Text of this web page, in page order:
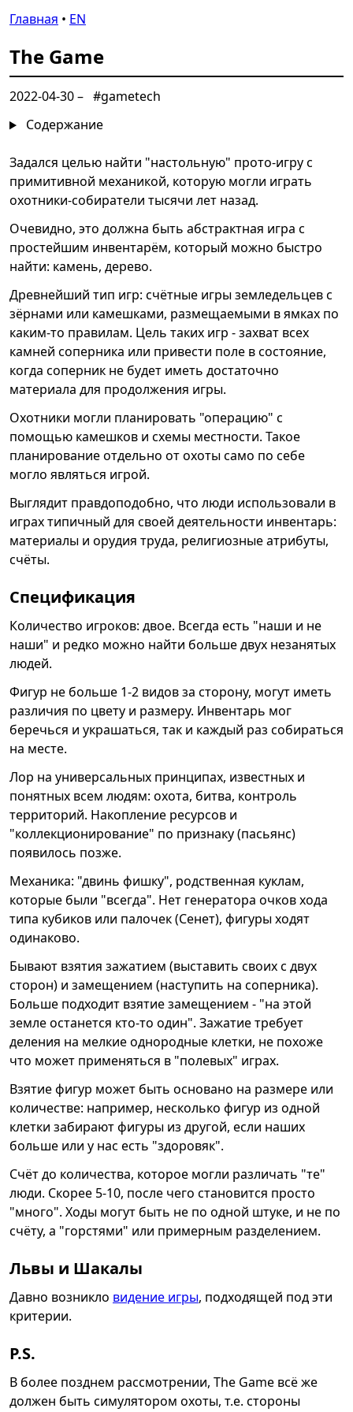
Главная • EN
The Game
2022-04-30– #gametech
Содержание
Задался целью найти "настольную" прото-игру с
примитивной механикой, которую могли играть
охотники-собиратели тысячи лет назад.
Очевидно, это должна быть абстрактная игра с
простейшим инвентарём, который можно быстро
найти: камень, дерево.
Древнейший тип игр: счётные игры земледельцев с
зёрнами или камешками, размещаемыми в ямках по
каким-то правилам. Цель таких игр - захват всех
камней соперника или привести поле в состояние,
когда соперник не будет иметь достаточно
материала для продолжения игры.
Охотники могли планировать "операцию" с
помощью камешков и схемы местности. Такое
планирование отдельно от охоты само по себе
могло являться игрой.
Выглядит правдоподобно, что люди использовали в
играх типичный для своей деятельности инвентарь:
материалы и орудия труда, религиозные атрибуты,
счёты.
Спецификация
Количество игроков: двое. Всегда есть "наши и не
наши" и редко можно найти больше двух незанятых
людей.
Фигур не больше 1-2 видов за сторону, могут иметь
различия по цвету и размеру. Инвентарь мог
беречься и украшаться, так и каждый раз собираться
на месте.
Лор на универсальных принципах, известных и
понятных всем людям: охота, битва, контроль
территорий. Накопление ресурсов и
"коллекционирование" по признаку (пасьянс)
появилось позже.
Механика: "двинь фишку", родственная куклам,
которые были "всегда". Нет генератора очков хода
типа кубиков или палочек (Сенет), фигуры ходят
одинаково.
Бывают взятия зажатием (выставить своих с двух
сторон) и замещением (наступить на соперника).
Больше подходит взятие замещением - "на этой
земле останется кто-то один". Зажатие требует
деления на мелкие однородные клетки, не похоже
что может применяться в "полевых" играх.
Взятие фигур может быть основано на размере или
количестве: например, несколько фигур из одной
клетки забирают фигуры из другой, если наших
больше или у нас есть "здоровяк".
Счёт до количества, которое могли различать "те"
люди. Скорее 5-10, после чего становится просто
"много". Ходы могут быть не по одной штуке, и не по
счёту, а "горстями" или примерным разделением.
Львы и Шакалы
Давно возникло видение игры, подходящей под эти
критерии.
P.S.
В более позднем рассмотрении, The Game всё же
должен быть симулятором охоты, т.е. стороны